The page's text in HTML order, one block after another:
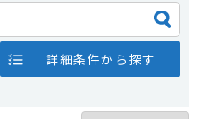
詳細条件から探す